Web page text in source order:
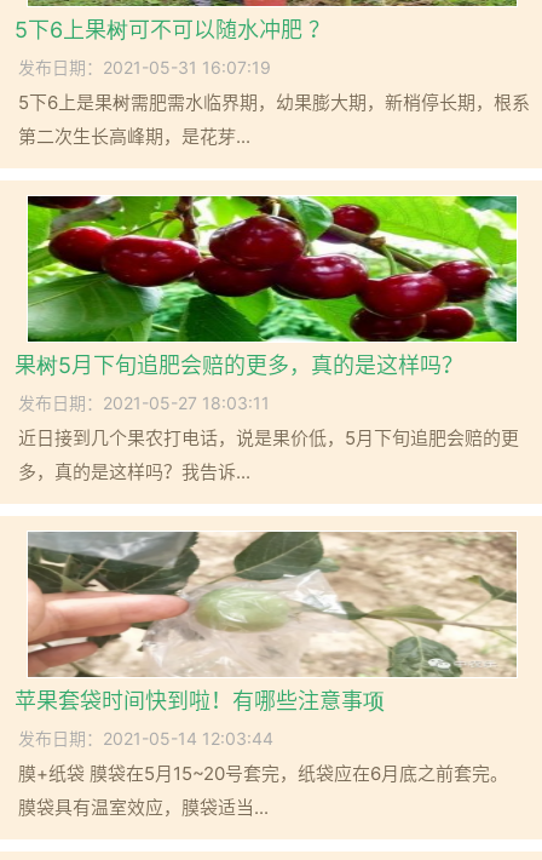
5下6上果树可不可以随水冲肥 ？
发布日期：2021-05-31 16:07:19
5下6上是果树需肥需水临界期，幼果膨大期，新梢停长期，根系
第二次生长高峰期，是花芽...
果树5月下旬追肥会赔的更多，真的是这样吗？
发布日期：2021-05-27 18:03:11
近日接到几个果农打电话，说是果价低，5月下旬追肥会赔的更
多，真的是这样吗？我告诉...
苹果套袋时间快到啦！有哪些注意事项
发布日期：2021-05-14 12:03:44
膜+纸袋 膜袋在5月15~20号套完，纸袋应在6月底之前套完。
膜袋具有温室效应，膜袋适当...